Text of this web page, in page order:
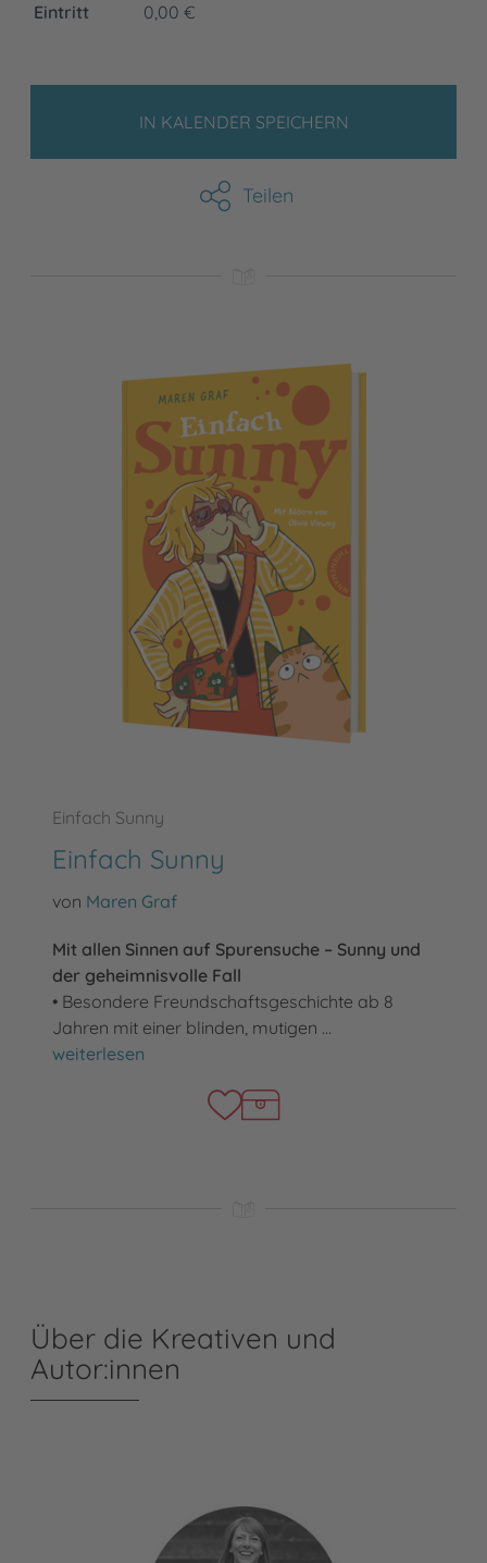
Einfach Sunny
Einfach Sunny
von Maren Graf
Mit allen Sinnen auf Spurensuche – Sunny und
der geheimnisvolle Fall
• Besondere Freundschaftsgeschichte ab 8
Jahren mit einer blinden, mutigen …
Einfach Sunny
weiterlesen
Über die Kreativen und
Autor:innen
Eintritt
0,00 €
IN KALENDER SPEICHERN
Teilen